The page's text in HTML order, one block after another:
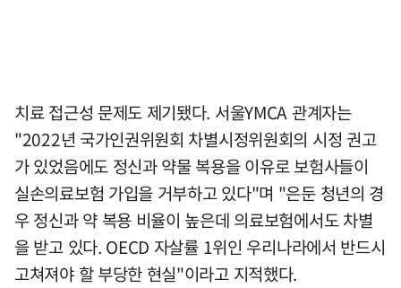
치료 접근성 문제도 제기됐다. 서울YMCA 관계자는
"2022년 국가인권위원회 차별시정위원회의 시정 권고
가 있었음에도 정신과 약물 복용을 이유로 보험사들이
실손의료보험 가입을 거부하고 있다"며 "은둔 청년의 경
우 정신과 약 복용 비율이 높은데 의료보험에서도 차별
을 받고 있다. OECD 자살률 1위인 우리나라에서 반드시
고쳐져야 할 부당한 현실"이라고 지적했다.